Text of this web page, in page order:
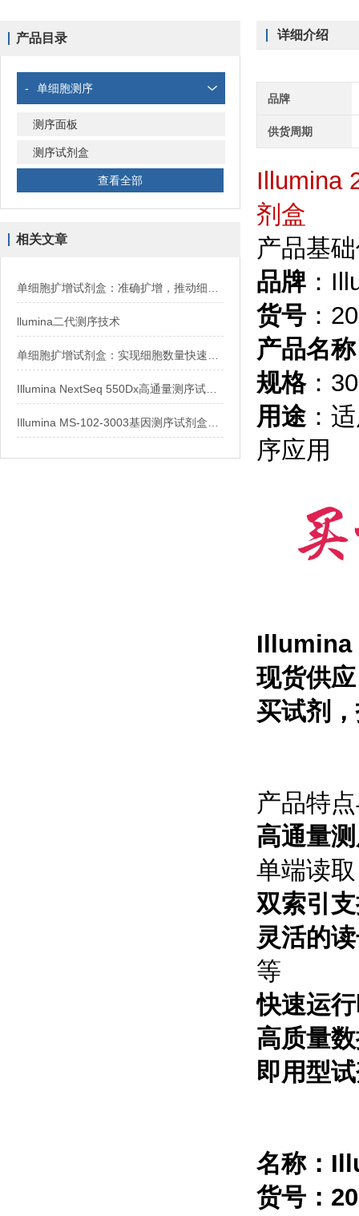
产品目录
- 单细胞测序
测序面板
测序试剂盒
查看全部
相关文章
llumina二代测序技术
详细介绍
品牌
供货周期
Illumina
剂盒
产品基
品牌 ：
货号 ：
产品名称
规格：
用途：
序应用
Illumina
现货供
买试剂
产品特
高通量
单端读取
双索引
灵活的
等
快速运
高质量
即用型
名称：
货号：